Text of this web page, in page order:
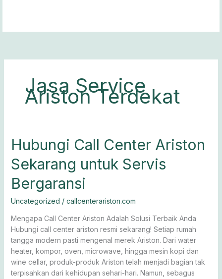
Jasa Service
Ariston Terdekat
Hubungi Call Center Ariston
Sekarang untuk Servis
Bergaransi
Uncategorized / callcenterariston.com
Mengapa Call Center Ariston Adalah Solusi Terbaik Anda
Hubungi call center ariston resmi sekarang! Setiap rumah
tangga modern pasti mengenal merek Ariston. Dari water
heater, kompor, oven, microwave, hingga mesin kopi dan
wine cellar, produk-produk Ariston telah menjadi bagian tak
terpisahkan dari kehidupan sehari-hari. Namun, sebagus
Hubungi
Call
Center
Sekarang
Servis
Bergaransi